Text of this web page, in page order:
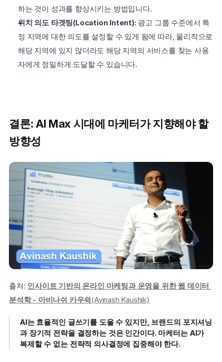
하는 것이 성과를 향상시키는 방법입니다.
위치 의도 타겟팅(Location Intent): 광고 그룹 수준에서 특
정 지역에 대한 의도를 설정할 수 있게 됨에 따라, 물리적으로
해당 지역에 있지 않더라도 해당 지역의 서비스를 찾는 사용
자에게 정밀하게 도달할 수 있습니다.
결론: AI Max 시대에 마케터가 지향해야 할
방향성
출처: 인사이트 기반의 온라인 마케팅과 운영을 위한 웹 데이터
분석학 - 아비나쉬 카우쉭 (Avinash Kaushik)
AI는 효율적인 글쓰기를 도울 수 있지만, 브랜드의 포지셔닝
과 장기적 전략을 결정하는 것은 인간이다. 마케터는 AI가
복제할 수 없는 전략적 의사결정에 집중해야 한다.